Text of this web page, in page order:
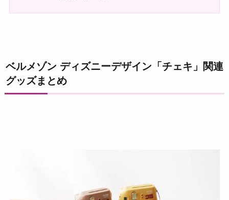
ベルメゾン ディズニーデザイン「チェキ」関連
グッズまとめ